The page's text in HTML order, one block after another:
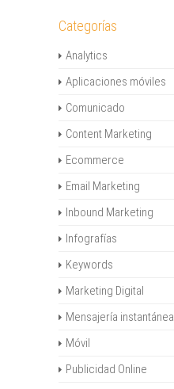
Categorías
Analytics
Aplicaciones móviles
Comunicado
Content Marketing
Ecommerce
Email Marketing
Inbound Marketing
Infografías
Keywords
Marketing Digital
Mensajería instantánea
Móvil
Publicidad Online